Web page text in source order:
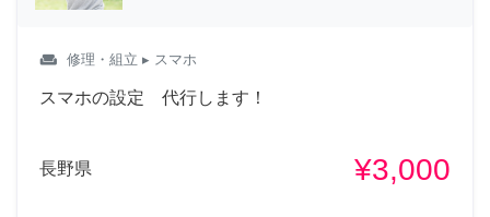
weekend 修理・組立 ▸ スマホ
スマホの設定 代行します！
長野県 ¥3,000